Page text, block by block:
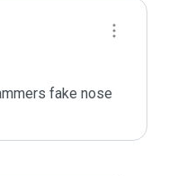
fake nose